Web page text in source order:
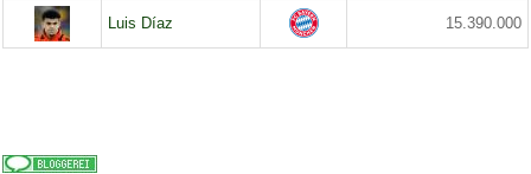
Luis Díaz 15.390.000